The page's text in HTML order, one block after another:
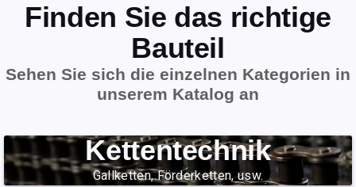
Finden Sie das richtige
Bauteil
Sehen Sie sich die einzelnen Kategorien in
unserem Katalog an
Kettentechnik
Gallketten, Förderketten, usw.